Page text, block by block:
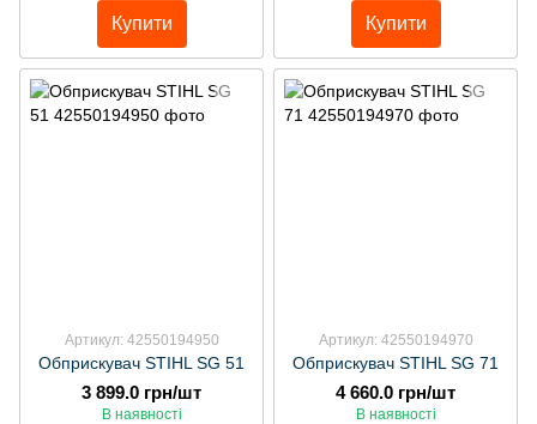
Купити Купити
Артикул: 42550194950
Обприскувач STIHL SG 51
3 899.0 грн/шт
В наявності
Артикул: 42550194970
Обприскувач STIHL SG 71
4 660.0 грн/шт
В наявності